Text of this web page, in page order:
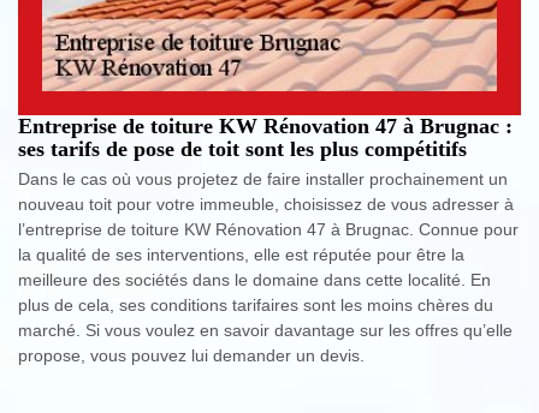
Entreprise de toiture KW Rénovation 47 à Brugnac :
ses tarifs de pose de toit sont les plus compétitifs
Dans le cas où vous projetez de faire installer prochainement un
nouveau toit pour votre immeuble, choisissez de vous adresser à
l’entreprise de toiture KW Rénovation 47 à Brugnac. Connue pour
la qualité de ses interventions, elle est réputée pour être la
meilleure des sociétés dans le domaine dans cette localité. En
plus de cela, ses conditions tarifaires sont les moins chères du
marché. Si vous voulez en savoir davantage sur les offres qu’elle
propose, vous pouvez lui demander un devis.